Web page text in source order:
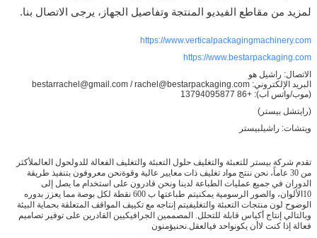
لمزيد من مقاطع الفيديو المنتجة وتفاصيل الجهاز، يرجى الاتصال بنا.
https://www.verticalpackagingmachinery.com
https://www.bestarpackaging.com
الاتصال: راشيل هو
البريد الإلكتروني: bestarrachel@gmail.com / rachel@bestarpackaging.com
(موب/واتس اب): +86 13794095877
(رايتشل بيستر)
ويتشات: راشيلبيستر
تقدم شركة بيستر للتعبئة والتغليف حلول التعبئة والتغليف الفعالة للدولحول العالملأكثر
من 30 عاماً، نحن ننتج مواد تغليف ذات معايير عالية وقوة
نحن معروفون بتنفيذ طريقة
الدوران في جميع عمليات الطباعة لدينا ونحن قادرون على استخدام ما يصل إلى
10 الألوان، والصور الرسومية يمكن
يتم طباعتها ب 600 نقطة لكل بوصة مما يعزز بدوره
الوضوح لون منتجات التعبئة والتغليفيتم إنتاجه مع تكييف المواقف المتعلقة بحماية البيئة
وبالتالي إنتاج أكياس قابلة للتحلل. المصممين الجرافيكيين القادرين على توفير تصاميم
فعالة إذا كنت لا أن يكونواحد فيالعقل.نحنيؤمنون